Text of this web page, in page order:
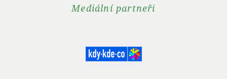
Mediální partneři